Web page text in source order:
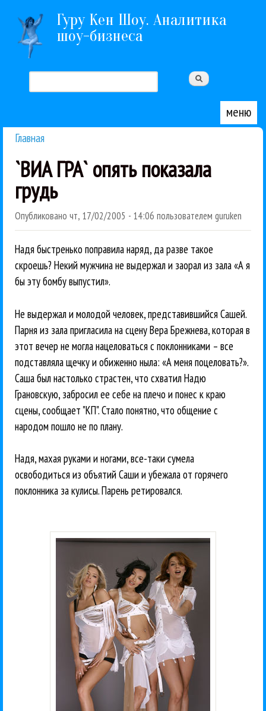
Перейти к основному содержанию
Гуру Кен Шоу. Аналитика
шоу-бизнеса
Форма поиска
меню
Главная
`ВИА ГРА` опять показала
грудь
Опубликовано чт, 17/02/2005 - 14:06 пользователем guruken
Надя быстренько поправила наряд, да разве такое
скроешь? Некий мужчина не выдержал и заорал из зала «А я
бы эту бомбу выпустил».
Не выдержал и молодой человек, представившийся Сашей.
Парня из зала пригласила на сцену Вера Брежнева, которая в
этот вечер не могла нацеловаться с поклонниками – все
подставляла щечку и обиженно ныла: «А меня поцеловать?».
Саша был настолько страстен, что схватил Надю
Грановскую, забросил ее себе на плечо и понес к краю
сцены, сообщает "КП". Стало понятно, что общение с
народом пошло не по плану.
Надя, махая руками и ногами, все-таки сумела
освободиться из объятий Саши и убежала от горячего
поклонника за кулисы. Парень ретировался.